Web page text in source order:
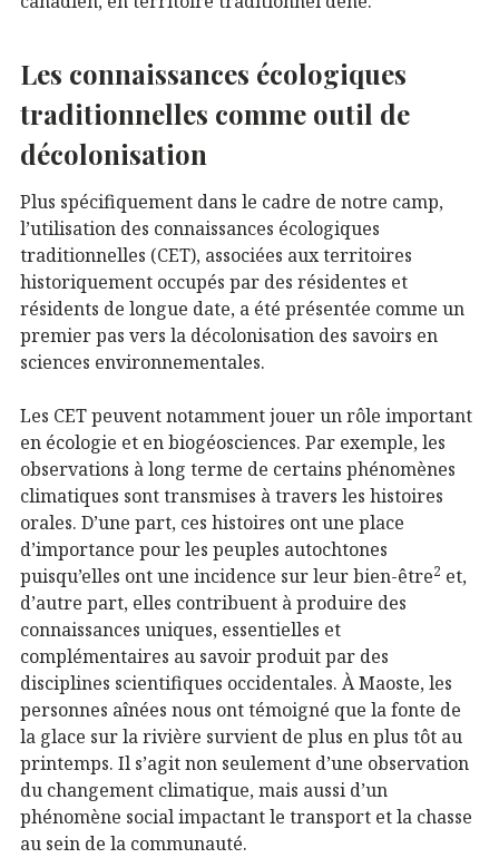
Les connaissances écologiques
traditionnelles comme outil de
décolonisation
Plus spécifiquement dans le cadre de notre camp,
l’utilisation des connaissances écologiques
traditionnelles (CET), associées aux territoires
historiquement occupés par des résidentes et
résidents de longue date, a été présentée comme un
premier pas vers la décolonisation des savoirs en
sciences environnementales.
Les CET peuvent notamment jouer un rôle important
en écologie et en biogéosciences. Par exemple, les
observations à long terme de certains phénomènes
climatiques sont transmises à travers les histoires
orales. D’une part, ces histoires ont une place
d’importance pour les peuples autochtones
puisqu’elles ont une incidence sur leur bien-être2 et,
d’autre part, elles contribuent à produire des
connaissances uniques, essentielles et
complémentaires au savoir produit par des
disciplines scientifiques occidentales. À Maoste, les
personnes aînées nous ont témoigné que la fonte de
la glace sur la rivière survient de plus en plus tôt au
printemps. Il s’agit non seulement d’une observation
du changement climatique, mais aussi d’un
phénomène social impactant le transport et la chasse
au sein de la communauté.